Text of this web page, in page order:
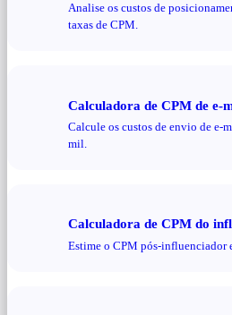
Analise os custos de
taxas de CPM.
Calculadora de CPM de e-
Calcule os custos de envio de e-
mil.
Calculadora de CPM do
Estime o CPM pós-influenciador